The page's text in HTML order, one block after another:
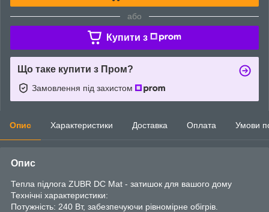
або
Купити з
Що таке купити з Пром?
Замовлення під захистом
Опис Характеристики Доставка Оплата Умови
Опис
Тепла підлога ZUBR DC Mat - затишок для вашого дому
Технічні характеристики:
Потужність: 240 Вт, забезпечуючи рівномірне обігрів.